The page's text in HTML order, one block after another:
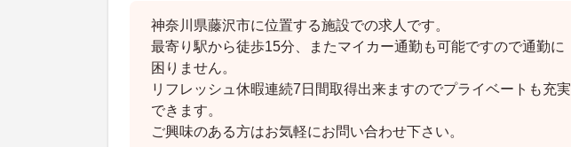
神奈川県藤沢市に位置する施設での求人です。
最寄り駅から徒歩15分、またマイカー通勤も可能ですので通勤に
困りません。
リフレッシュ休暇連続7日間取得出来ますのでプライベートも充実
できます。
ご興味のある方はお気軽にお問い合わせ下さい。